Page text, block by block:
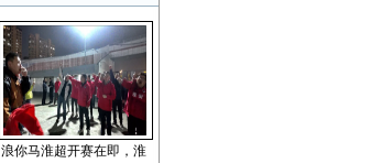
浪你马淮超开赛在即，淮